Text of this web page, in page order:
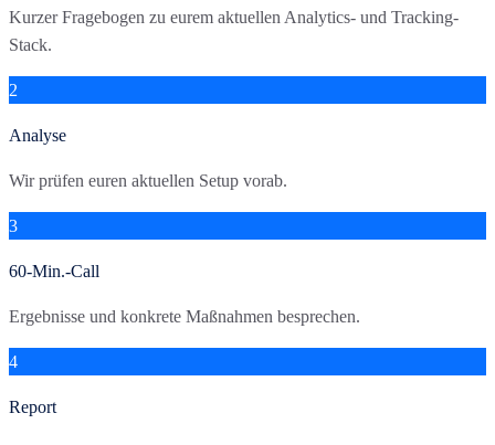
Kurzer Fragebogen zu eurem aktuellen Analytics- und Tracking-
Stack.
2
Analyse
Wir prüfen euren aktuellen Setup vorab.
3
60-Min.-Call
Ergebnisse und konkrete Maßnahmen besprechen.
4
Report